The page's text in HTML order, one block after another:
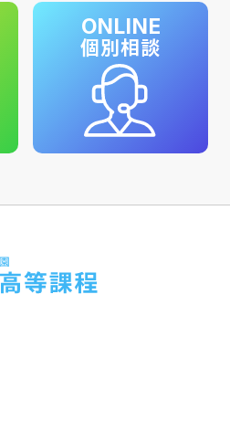
ONLINE
個別相談